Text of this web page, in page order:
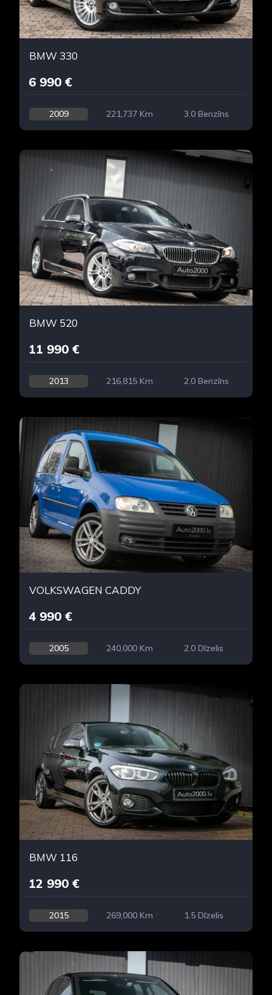
BMW 330
6 990 €
2009 221,737 Km 3.0 Benzīns
BMW 520
11 990 €
2013 216,815 Km 2.0 Benzīns
VOLKSWAGEN CADDY
4 990 €
2005 240,000 Km 2.0 Dīzelis
BMW 116
12 990 €
2015 269,000 Km 1.5 Dīzelis